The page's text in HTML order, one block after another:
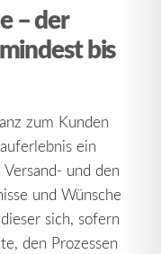
– der
bis
zum Kunden
ein
und den
und Wünsche
sich, sofern
den Prozessen